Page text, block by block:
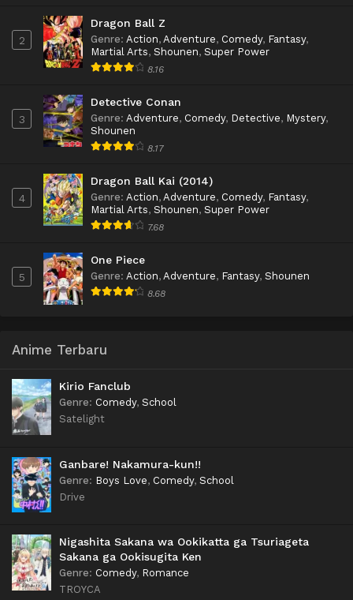
2
Dragon Ball Z
Genre: Action, Adventure, Comedy, Fantasy,
Martial Arts, Shounen, Super Power
8.16
3
Detective Conan
Genre: Adventure, Comedy, Detective, Mystery,
Shounen
8.17
4
Dragon Ball Kai (2014)
Genre: Action, Adventure, Comedy, Fantasy,
Martial Arts, Shounen, Super Power
7.68
5
One Piece
Genre: Action, Adventure, Fantasy, Shounen
8.68
Anime Terbaru
Kirio Fanclub
Genre: Comedy, School
Satelight
Ganbare! Nakamura-kun!!
Genre: Boys Love, Comedy, School
Drive
Nigashita Sakana wa Ookikatta ga Tsuriageta
Sakana ga Ookisugita Ken
Genre: Comedy, Romance
TROYCA